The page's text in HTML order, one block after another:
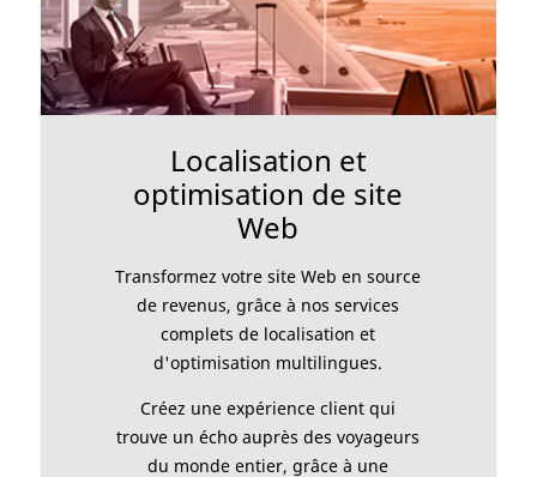
Localisation et
optimisation de site
Web
Transformez votre site Web en source
de revenus, grâce à nos services
complets de localisation et
d'optimisation multilingues.
Créez une expérience client qui
trouve un écho auprès des voyageurs
du monde entier, grâce à une